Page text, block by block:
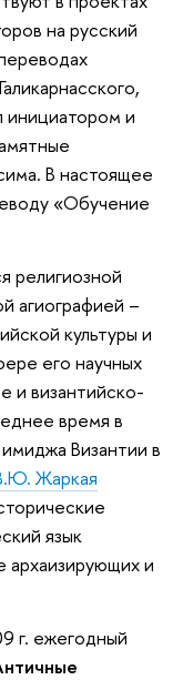
на русский
и
В настоящее
«Обучение
религиозной
агиографией –
культуры и
его научных
и византийско-
время в
Византии в
Жаркая
язык
архаизирующих и
г. ежегодный